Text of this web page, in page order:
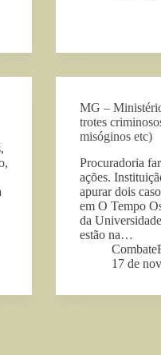
MG –
trotes
misóginos etc)
Procuradoria
ações.
apurar dois
em O Tempo
da
estão na…
17 de